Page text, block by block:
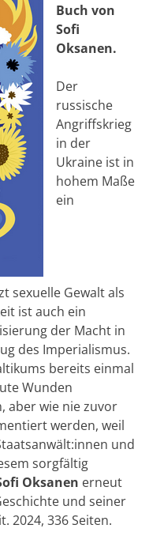
Buch von
Sofi
Oksanen.
Der
russische
Angriffskrieg
in der
Ukraine ist in
hohem Maße
ein
sexuelle Gewalt als
ist auch ein
der Macht in
des Imperialismus.
bereits einmal
Wunden
aber wie nie zuvor
werden, weil
und
sorgfältig
Oksanen erneut
und seiner
2024, 336 Seiten.